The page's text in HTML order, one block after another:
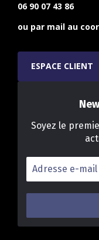
06 90 07 43 86
ou par mail au
ESPACE CLIENT
Soyez le
Adresse
e-
mail
*